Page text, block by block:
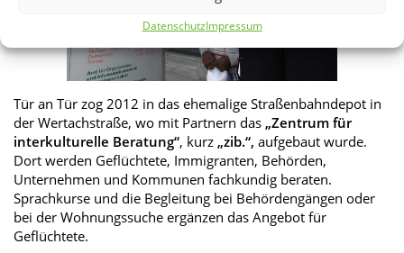
DatenschutzImpressum
Tür an Tür zog 2012 in das ehemalige Straßenbahndepot in
der Wertachstraße, wo mit Partnern das „Zentrum für
interkulturelle Beratung“, kurz „zib.“, aufgebaut wurde.
Dort werden Geflüchtete, Immigranten, Behörden,
Unternehmen und Kommunen fachkundig beraten.
Sprachkurse und die Begleitung bei Behördengängen oder
bei der Wohnungssuche ergänzen das Angebot für
Geflüchtete.